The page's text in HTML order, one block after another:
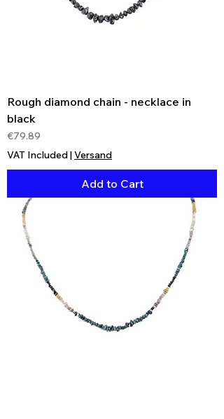
Rough diamond chain - necklace in
black
Price
€79.89
VAT Included|Versand
Add to Cart